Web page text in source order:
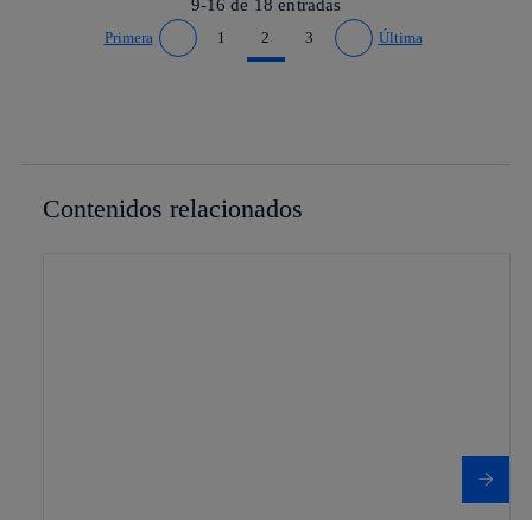
9-16 de 18 entradas
Primera
Ir a página anterior
1 2 3
Ir a página siguiente
Última
Contenidos relacionados